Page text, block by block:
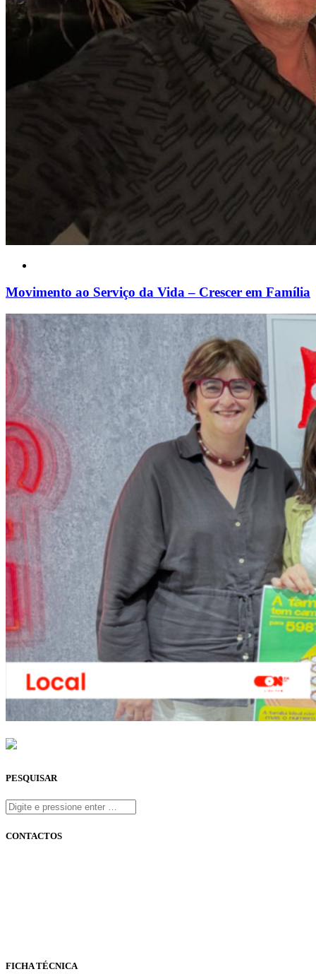
Movimento ao Serviço da Vida – Crescer em Família
PESQUISAR
CONTACTOS
FICHA TÉCNICA